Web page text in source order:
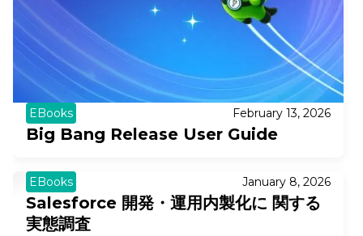
EBooks February 13, 2026
Big Bang Release User Guide
EBooks January 8, 2026
Salesforce 開発・運用内製化に 関する
実態調査